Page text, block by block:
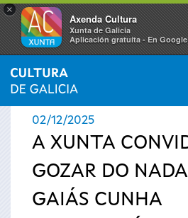
×
Axenda Cultura
Xunta de Galicia
Aplicación gratuíta - En
Vostede
está
aquí
INICIO › ACTUALIDADE
02/12/2025
A XUNTA
GOZAR DO
GAIÁS CUNHA